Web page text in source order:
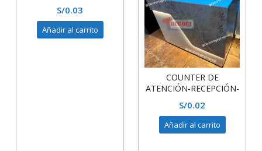
MELAMINA
S/0.03
Añadir al carrito
COUNTER DE
ATENCIÓN-RECEPCIÓN-
MELAMINA
S/0.02
Añadir al carrito